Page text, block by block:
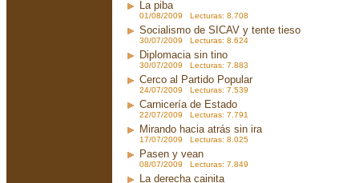
La piba
01/08/2009 Lecturas: 8.708
Socialismo de SICAV y tente tieso
30/07/2009 Lecturas: 8.624
Diplomacia sin tino
30/07/2009 Lecturas: 7.883
Cerco al Partido Popular
24/07/2009 Lecturas: 7.539
Carnicería de Estado
22/07/2009 Lecturas: 7.791
Mirando hacia atrás sin ira
17/07/2009 Lecturas: 8.025
Pasen y vean
08/07/2009 Lecturas: 7.849
La derecha cainita